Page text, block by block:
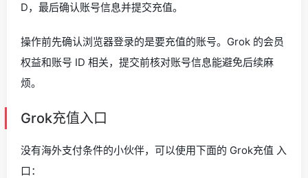
D，最后确认账号信息并提交充值。
操作前先确认浏览器登录的是要充值的账号。Grok 的会员
权益和账号 ID 相关，提交前核对账号信息能避免后续麻
烦。
Grok充值入口
没有海外支付条件的小伙伴，可以使用下面的 Grok充值 入
口：